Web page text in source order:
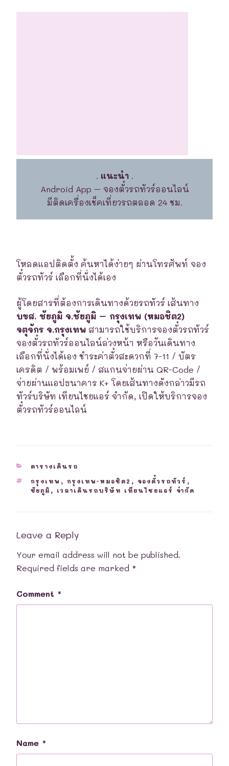
. แนะนำ.
Android App – จองตั๋วรถทัวร์ออนไลน์
มีติดเครื่องเช็คเที่ยวรถตลอด 24 ชม.
โหลดแอปติดตั้ง ค้นหาได้ง่ายๆ ผ่านโทรศัพท์ จอง
ตั๋วรถทัวร์ เลือกที่นั่งได้เอง
ผู้โดยสารที่ต้องการเดินทางด้วยรถทัวร์ เส้นทาง
บขส. ชัยภูมิ จ.ชัยภูมิ – กรุงเทพ (หมอชิต2)
จตุจักร จ.กรุงเทพ สามารถใช้บริการจองตั๋วรถทัวร์
จองตั๋วรถทัวร์ออนไลน์ล่วงหน้า หรือวันเดินทาง
เลือกที่นั่งได้เอง ชำระค่าตั๋วสะดวกที่ 7-11 / บัตร
เครดิต / พร้อมเพย์ / สแกนจ่ายผ่าน QR-Code /
จ่ายผ่านแอปธนาคาร K+ โดยเส้นทางดังกล่าวมีรถ
ทัวร์บริษัท เทียนไชยแอร์ จำกัด, เปิดให้บริการจอง
ตั๋วรถทัวร์ออนไลน์
CATEGORIES
ตารางเดินรถ
TAGS
กรุงเทพ , กรุงเทพ-หมอชิต2 , จองตั๋วรถทัวร์ ,
ชัยภูมิ , เวลาเดินรถบริษัท เทียนไชยแอร์ จำกัด
Leave a Reply
Your email address will not be published.
Required fields are marked *
Comment *
Name *